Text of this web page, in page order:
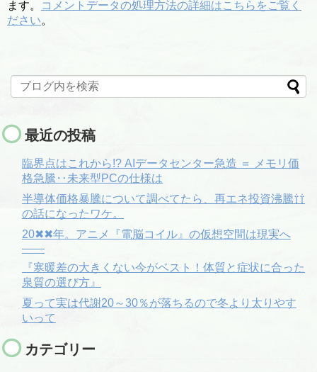
ます。
コメントデータの処理方法の詳細はこちらをご覧く
ださい。
最近の投稿
臨界点はこれから!? AIデータセンター急造 ＝ メモリ価
格急騰‥未来型PCの仕様は
半導体価格暴騰について調べてたら、再エネ投資沸騰⇧⇧
の話になったワケ。
20✖✖年。アニメ『電脳コイル』の仮想空間は現実へ
――
『寒暖差の大きくない今がベスト！体質と症状に合った
泉質の選び方』
夏って実は代謝20～30％が落ちるので冬より太りやす
いって
カテゴリー